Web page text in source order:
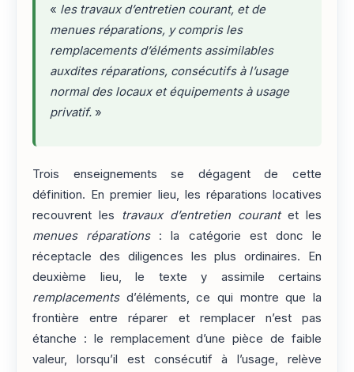
« les travaux d’entretien courant, et de
menues réparations, y compris les
remplacements d’éléments assimilables
auxdites réparations, consécutifs à l’usage
normal des locaux et équipements à usage
privatif. »
Trois enseignements se dégagent de cette
définition. En premier lieu, les réparations locatives
recouvrent les travaux d’entretien courantet les
menues réparations: la catégorie est donc le
réceptacle des diligences les plus ordinaires. En
deuxième lieu, le texte y assimile certains
remplacementsd’éléments, ce qui montre que la
frontière entre réparer et remplacer n’est pas
étanche : le remplacement d’une pièce de faible
valeur, lorsqu’il est consécutif à l’usage, relève